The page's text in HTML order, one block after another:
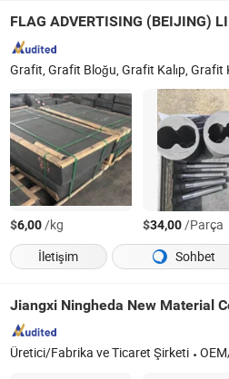
Disk Çelik Kaynağı
FLAG ADVERTISING (BEIJING)
$6,00/kg $34,00/Parça
İletişim
Sohbet
Jiangxi Ningheda New Material
Üretici/Fabrika ve Ticaret Şirketi